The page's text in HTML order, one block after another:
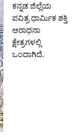
ಕನ್ನಡ ಜಿಲ್ಲೆಯ
ಪವಿತ್ರ ಧಾರ್ಮಿಕ ಶಕ್ತಿ
ಆರಾಧನಾ
ಕ್ಷೇತ್ರಗಳಲ್ಲಿ
ಒಂದಾಗಿದೆ.